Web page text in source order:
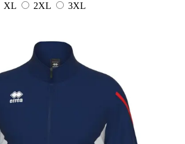
XL 2XL
3XL